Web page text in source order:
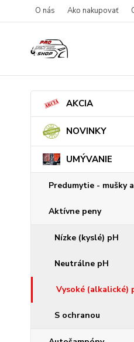
O nás Ako nakupovať
AKCIA
NOVINKY
UMÝVANIE
Predumytie - mušky
Aktívne peny
Nízke (kyslé) pH
Neutrálne pH
Vysoké (alkalické)
S ochranou